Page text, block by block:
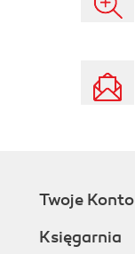
Twoje Konto
Księgarnia